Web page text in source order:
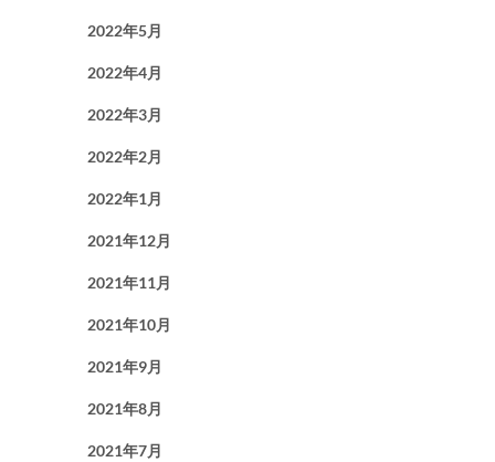
2022年5月
2022年4月
2022年3月
2022年2月
2022年1月
2021年12月
2021年11月
2021年10月
2021年9月
2021年8月
2021年7月